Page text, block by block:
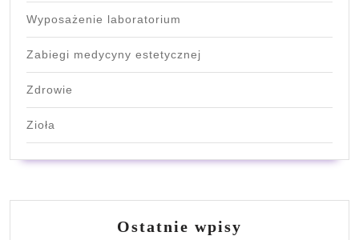
Wyposażenie laboratorium
Zabiegi medycyny estetycznej
Zdrowie
Zioła
Ostatnie wpisy